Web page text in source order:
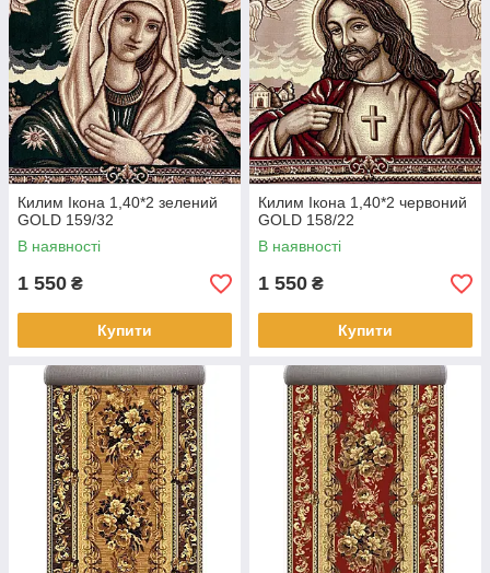
Килим Ікона 1,40*2 зелений
GOLD 159/32
В наявності
1 550 ₴
Купити
Килим Ікона 1,40*2 червоний
GOLD 158/22
В наявності
1 550 ₴
Купити